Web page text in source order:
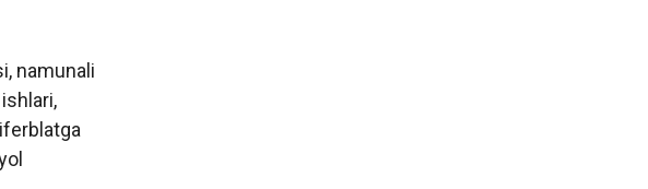
namunali